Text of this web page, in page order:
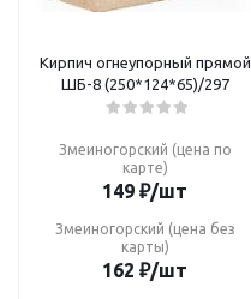
Кирпич огнеупорный прямой
ШБ-8 (250*124*65)/297
Змеиногорский (цена по
карте)
149 ₽/шт
Змеиногорский (цена без
карты)
162 ₽/шт